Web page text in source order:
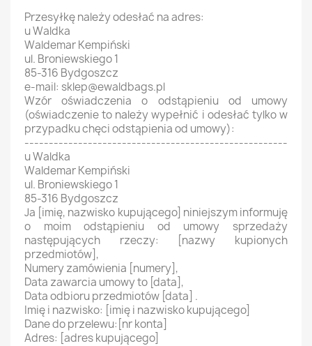
Przesyłkę należy odesłać na adres:
u Waldka
Waldemar Kempiński
ul. Broniewskiego 1
85-316 Bydgoszcz
e-mail: sklep@ewaldbags.pl
Wzór oświadczenia o odstąpieniu od umowy
(oświadczenie to należy wypełnić i odesłać tylko w
przypadku chęci odstąpienia od umowy):
------------------------------------------------------
u Waldka
Waldemar Kempiński
ul. Broniewskiego 1
85-316 Bydgoszcz
Ja [imię, nazwisko kupującego] niniejszym informuję
o moim odstąpieniu od umowy sprzedaży
następujących rzeczy: [nazwy kupionych
przedmiotów],
Numery zamówienia [numery],
Data zawarcia umowy to [data],
Data odbioru przedmiotów [data] .
Imię i nazwisko: [imię i nazwisko kupującego]
Dane do przelewu:[nr konta]
Adres: [adres kupującego]